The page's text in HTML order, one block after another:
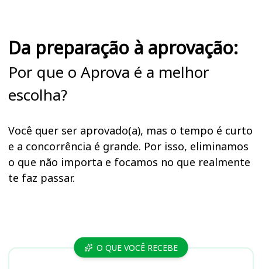
Da preparação à aprovação:
Por que o Aprova é a melhor
escolha?
Você quer ser aprovado(a), mas o tempo é curto
e a concorrência é grande. Por isso, eliminamos
o que não importa e focamos no que realmente
te faz passar.
Cursos O QUE VOCÊ RECEBE